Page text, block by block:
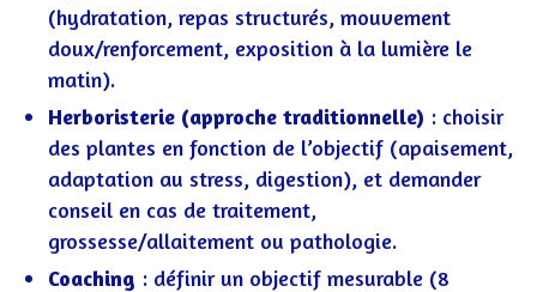
(hydratation, repas structurés, mouvement
doux/renforcement, exposition à la lumière le
matin).
Herboristerie (approche traditionnelle) : choisir
des plantes en fonction de l’objectif (apaisement,
adaptation au stress, digestion), et demander
conseil en cas de traitement,
grossesse/allaitement ou pathologie.
Coaching : définir un objectif mesurable (8